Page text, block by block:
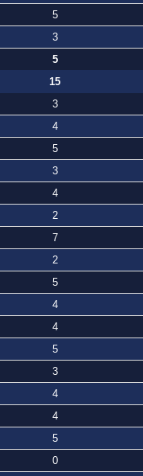
5
3
5
15
3
4
5
3
4
2
7
2
5
4
4
5
3
4
4
5
0